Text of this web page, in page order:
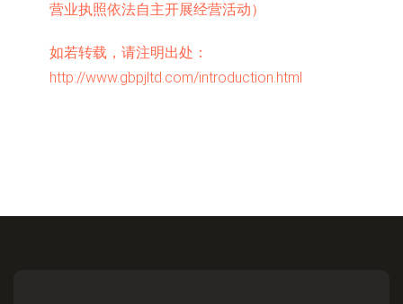
营业执照依法自主开展经营活动）
如若转载，请注明出处：
http://www.gbpjltd.com/introduction.html